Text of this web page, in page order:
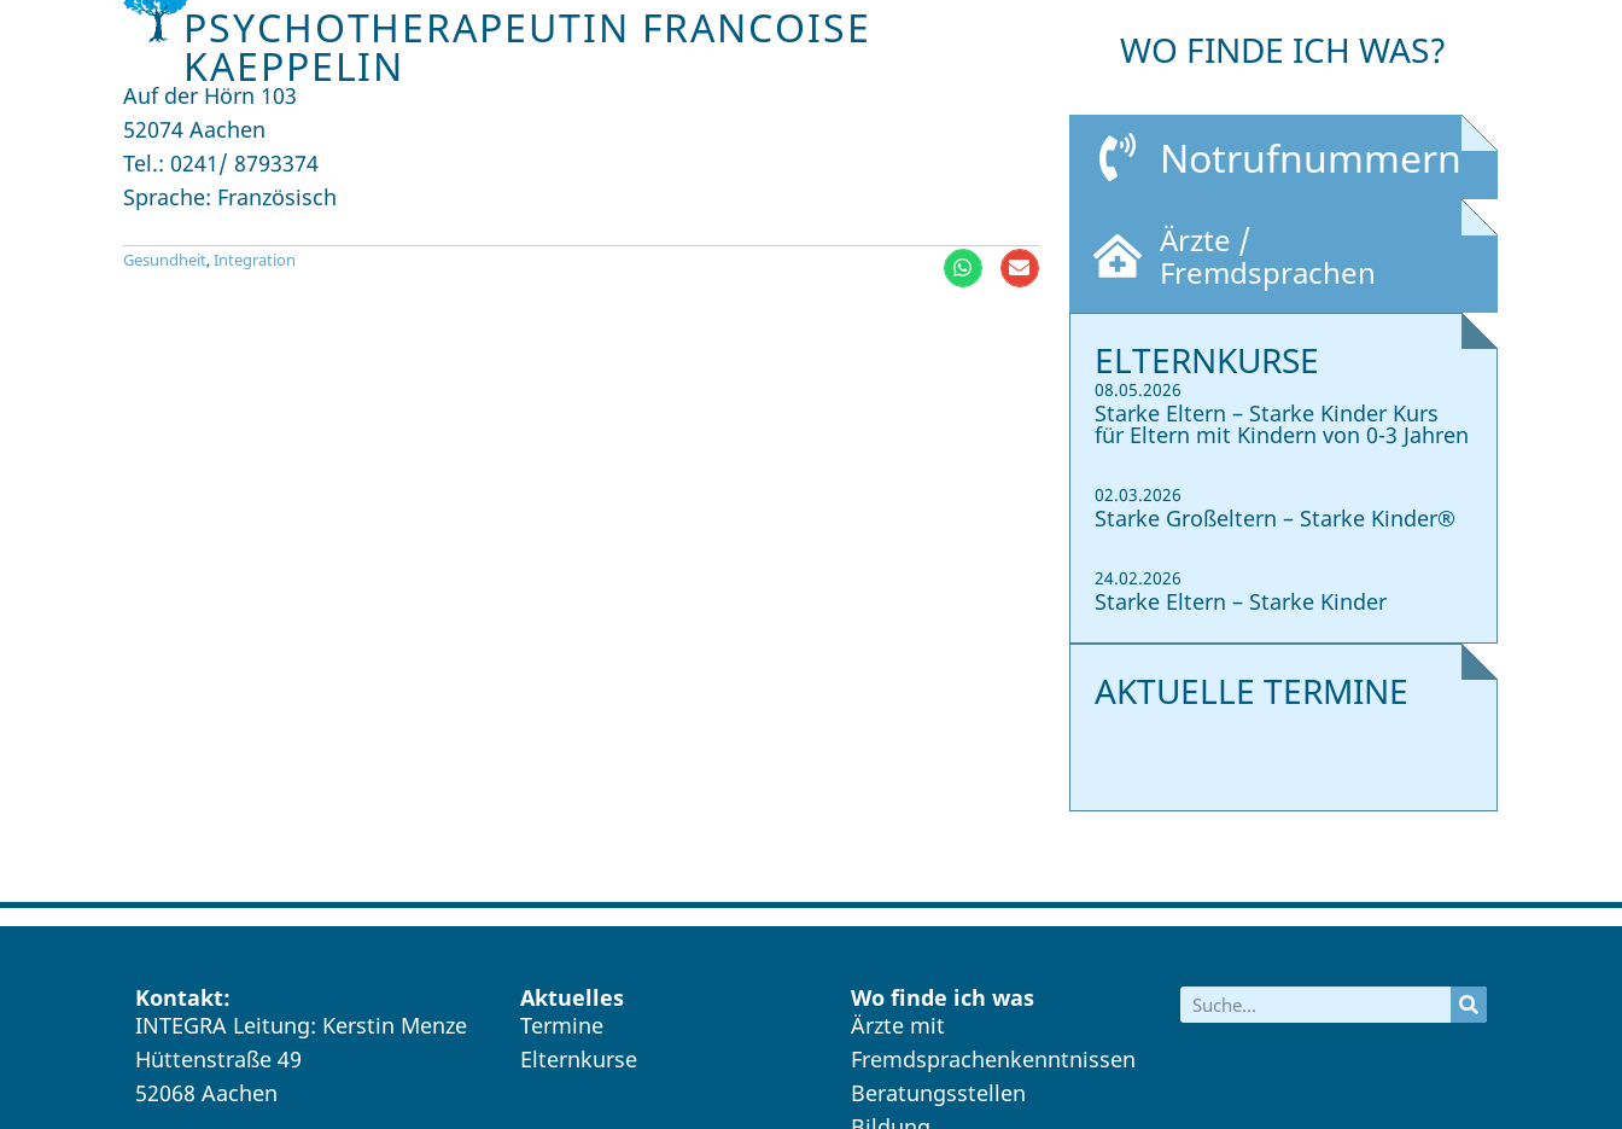
PSYCHOTHERAPEUTIN FRANCOISE
KAEPPELIN
Auf der Hörn 103
52074 Aachen
Tel.: 0241/ 8793374
Sprache: Französisch
Gesundheit,Integration
WO FINDE ICH WAS?
Notrufnummern
Ärzte /
Fremdsprachen
ELTERNKURSE
08.05.2026
Starke Eltern – Starke Kinder Kurs
für Eltern mit Kindern von 0-3 Jahren
02.03.2026
Starke Großeltern – Starke Kinder®
24.02.2026
Starke Eltern – Starke Kinder
AKTUELLE TERMINE
Kontakt:
INTEGRA Leitung: Kerstin Menze
Hüttenstraße 49
52068 Aachen
Aktuelles
Termine
Elternkurse
Wo finde ich was
Ärzte mit
Fremdsprachenkenntnissen
Beratungsstellen